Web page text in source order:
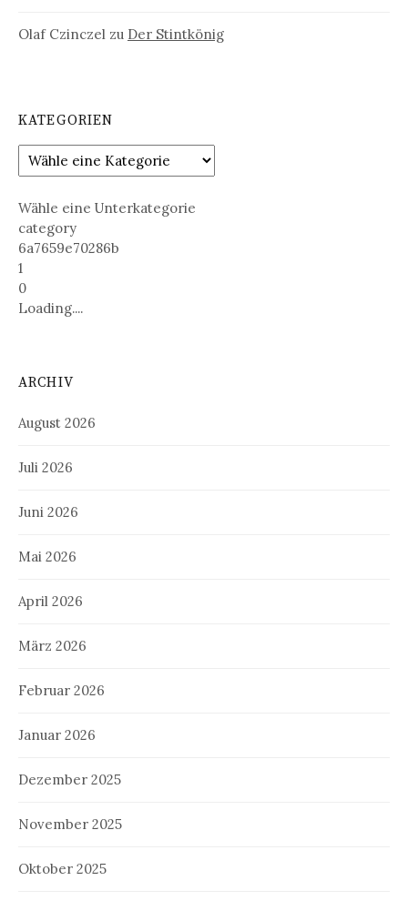
Olaf Czinczel zu Der Stintkönig
KATEGORIEN
Wähle eine Unterkategorie
category
6a7659e70286b
1
0
Loading....
ARCHIV
August 2026
Juli 2026
Juni 2026
Mai 2026
April 2026
März 2026
Februar 2026
Januar 2026
Dezember 2025
November 2025
Oktober 2025